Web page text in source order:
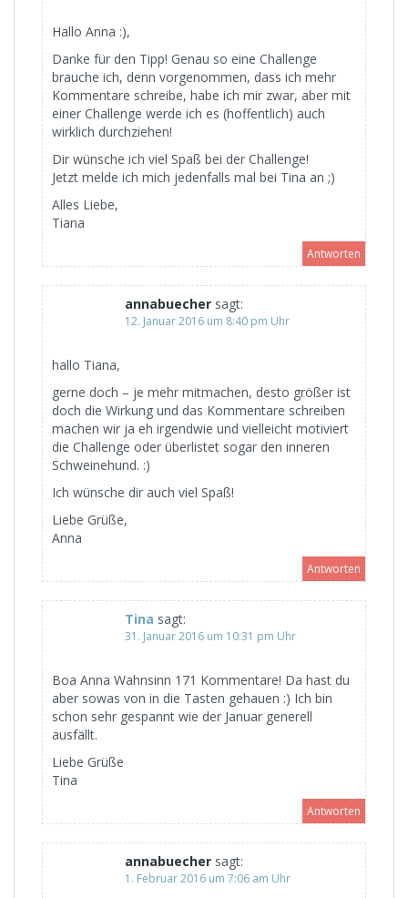
Hallo Anna :),
Danke für den Tipp! Genau so eine Challenge
brauche ich, denn vorgenommen, dass ich mehr
Kommentare schreibe, habe ich mir zwar, aber mit
einer Challenge werde ich es (hoffentlich) auch
wirklich durchziehen!
Dir wünsche ich viel Spaß bei der Challenge!
Jetzt melde ich mich jedenfalls mal bei Tina an ;)
Alles Liebe,
Tiana
Antworten
annabuecher sagt:
12. Januar 2016 um 8:40 pm Uhr
hallo Tiana,
gerne doch – je mehr mitmachen, desto größer ist
doch die Wirkung und das Kommentare schreiben
machen wir ja eh irgendwie und vielleicht motiviert
die Challenge oder überlistet sogar den inneren
Schweinehund. :)
Ich wünsche dir auch viel Spaß!
Liebe Grüße,
Anna
Antworten
Tina sagt:
31. Januar 2016 um 10:31 pm Uhr
Boa Anna Wahnsinn 171 Kommentare! Da hast du
aber sowas von in die Tasten gehauen :) Ich bin
schon sehr gespannt wie der Januar generell
ausfällt.
Liebe Grüße
Tina
Antworten
annabuecher sagt:
1. Februar 2016 um 7:06 am Uhr